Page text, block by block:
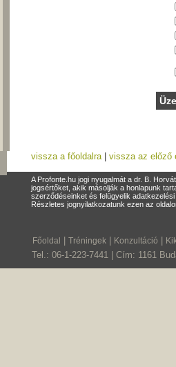
vissza a főoldalra| vissza az előző
A Profonte.hu jogi nyugalmát a dr. B.
jogsértőket, akik másolják a honlapunk
szerződéseinket és felügyelik
Részletes jognyilatkozatunk ezen az
Főoldal Tréningek Konzultáció
Tel.: 06-1-223-7441 | Cím: 1161